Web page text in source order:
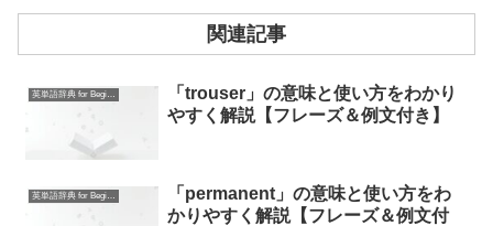
関連記事
英単語辞典 for Beginners
「trouser」の意味と使い方をわかり
やすく解説【フレーズ＆例文付き】
英単語辞典 for Beginners
「permanent」の意味と使い方をわ
かりやすく解説【フレーズ＆例文付